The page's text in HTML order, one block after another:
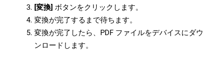
[変換] ボタンをクリックします。
変換が完了するまで待ちます。
変換が完了したら、PDF ファイルをデバイスにダウ
ンロードします。